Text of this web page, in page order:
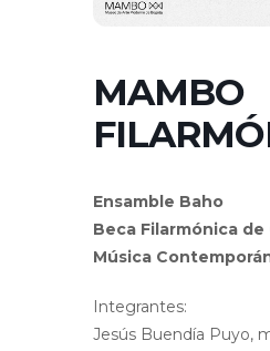
MAMBO
Ensamble Baho
Beca Filarmónica
Música
Integrantes:
Jesús Buendía Puyo,